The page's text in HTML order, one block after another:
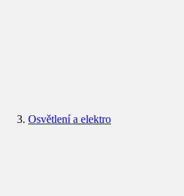
Osvětlení a elektro